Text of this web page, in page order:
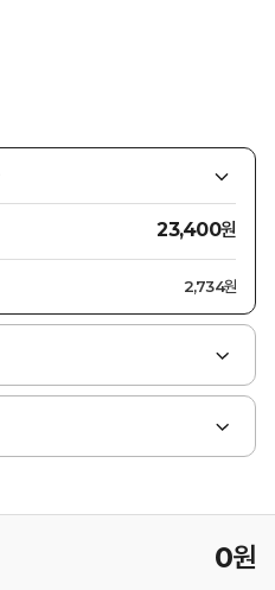
23,400원
2,734원
0원